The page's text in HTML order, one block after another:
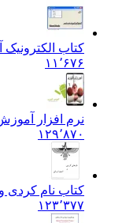
کتاب
۱۱٬۶۷۶
نرم افزار
۱۲۹٬۸۷۰
کتاب نام کردی
۱۲۳٬۳۷۷